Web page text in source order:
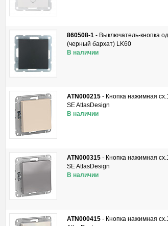
860508-1 - Выключатель-кнопка
(черный бархат) LK60
В наличии
ATN000215 - Кнопка нажимная
SE AtlasDesign
В наличии
ATN000315 - Кнопка нажимная
SE AtlasDesign
В наличии
ATN000415 - Кнопка нажимная